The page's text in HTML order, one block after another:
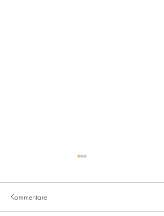
Am Sonntag hieß es in der
Ostliga Tabellenerster gegen
Kommentare